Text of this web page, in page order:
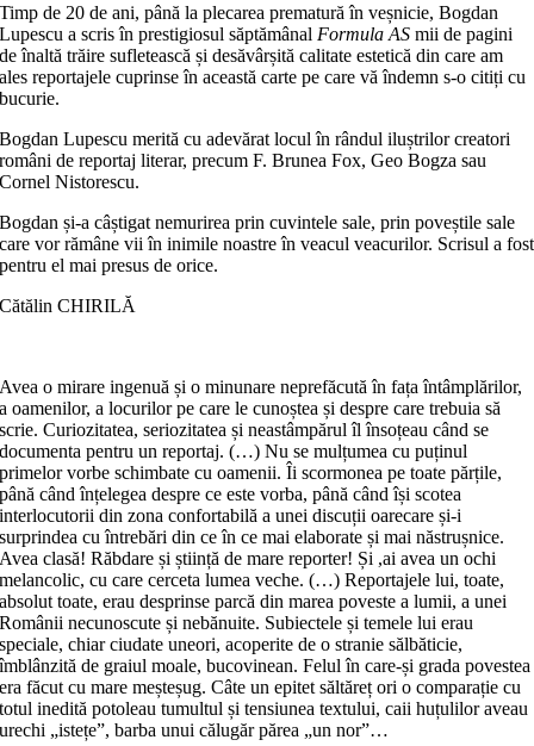
Timp de 20 de ani, până la plecarea prematură în veșnicie, Bogdan
Lupescu a scris în prestigiosul săptămânal Formula AS mii de pagini
de înaltă trăire sufletească și desăvârșită calitate estetică din care am
ales reportajele cuprinse în această carte pe care vă îndemn s-o citiți cu
bucurie.
Bogdan Lupescu merită cu adevărat locul în rândul iluștrilor creatori
români de reportaj literar, precum F. Brunea Fox, Geo Bogza sau
Cornel Nistorescu.
Bogdan și-a câștigat nemurirea prin cuvintele sale, prin poveștile sale
care vor rămâne vii în inimile noastre în veacul veacurilor. Scrisul a fost
pentru el mai presus de orice.
Cătălin CHIRILĂ
Avea o mirare ingenuă și o minunare neprefăcută în fața întâmplărilor,
a oamenilor, a locurilor pe care le cunoștea și despre care trebuia să
scrie. Curiozitatea, seriozitatea și neastâmpărul îl însoțeau când se
documenta pentru un reportaj. (…) Nu se mulțumea cu puținul
primelor vorbe schimbate cu oamenii. Îi scormonea pe toate părțile,
până când înțelegea despre ce este vorba, până când își scotea
interlocutorii din zona confortabilă a unei discuții oarecare și-i
surprindea cu întrebări din ce în ce mai elaborate și mai năstrușnice.
Avea clasă! Răbdare și știință de mare reporter! Și ,ai avea un ochi
melancolic, cu care cerceta lumea veche. (…) Reportajele lui, toate,
absolut toate, erau desprinse parcă din marea poveste a lumii, a unei
Românii necunoscute și nebănuite. Subiectele și temele lui erau
speciale, chiar ciudate uneori, acoperite de o stranie sălbăticie,
îmblânzită de graiul moale, bucovinean. Felul în care-și grada povestea
era făcut cu mare meșteșug. Câte un epitet săltăreț ori o comparație cu
totul inedită potoleau tumultul și tensiunea textului, caii huțulilor aveau
urechi „istețe”, barba unui călugăr părea „un nor”…